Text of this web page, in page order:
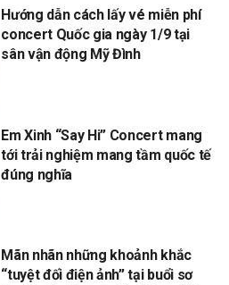
Hướng dẫn cách lấy vé miễn phí
concert Quốc gia ngày 1/9 tại
sân vận động Mỹ Đình
Em Xinh “Say Hi” Concert mang
tới trải nghiệm mang tầm quốc tế
đúng nghĩa
Mãn nhãn những khoảnh khắc
“tuyệt đối điện ảnh” tại buổi sơ